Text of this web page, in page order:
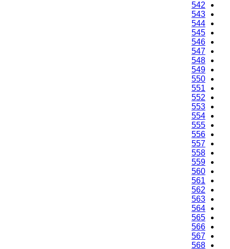
542
543
544
545
546
547
548
549
550
551
552
553
554
555
556
557
558
559
560
561
562
563
564
565
566
567
568